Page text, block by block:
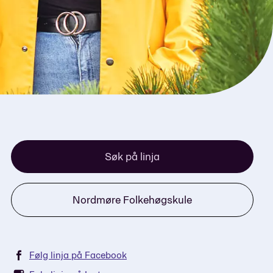
Søk på linja
Nordmøre Folkehøgskule
Følg linja på Facebook